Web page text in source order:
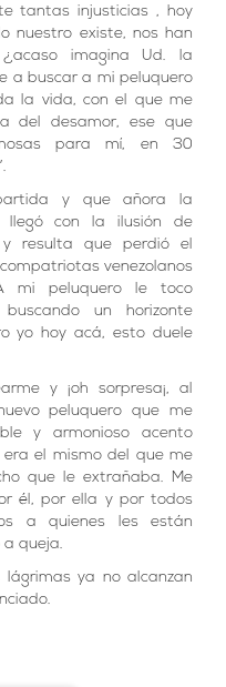
tantas injusticias , hoy
nuestro existe, nos han
imagina Ud. la
a buscar a mi peluquero
la vida, con el que me
del desamor, ese que
para mí, en 30
y que añora la
llegó con la ilusión de
resulta que perdió el
venezolanos
mi peluquero le toco
un horizonte
yo hoy acá, esto duele
y ¡oh sorpresa¡, al
peluquero que me
y armonioso acento
era el mismo del que me
que le extrañaba. Me
él, por ella y por todos
a quienes les están
queja.
lágrimas ya no alcanzan